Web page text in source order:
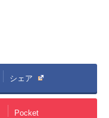
シェア
Pocket